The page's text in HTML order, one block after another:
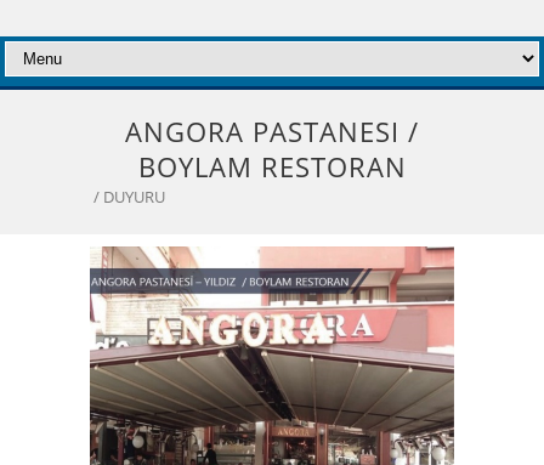
ANGORA PASTANESI /
BOYLAM RESTORAN
/ DUYURU